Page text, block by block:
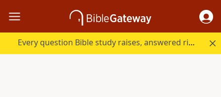
Every question Bible study raises, answered right here.